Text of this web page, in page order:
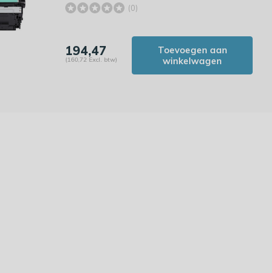
(0)
194,47
(160,72 Excl. btw)
Toevoegen aan
winkelwagen